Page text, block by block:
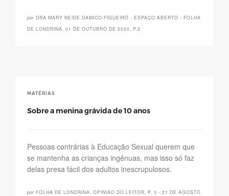
por DRA MARY NEIDE DAMICO FIGUEIRÓ - ESPAÇO ABERTO - FOLHA
DE LONDRINA, 01 DE OUTUBRO DE 2020, P.2
MATÉRIAS
Sobre a menina grávida de 10 anos
Pessoas contrárias à Educação Sexual querem que
se mantenha as crianças ingênuas, mas isso só faz
delas presa fácil dos adultos inescrupulosos.
por FOLHA DE LONDRINA, OPINIÃO DO LEITOR, P. 3 - 21 DE AGOSTO